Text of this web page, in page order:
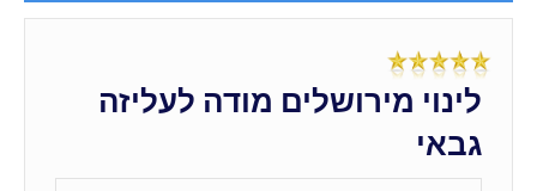
לינוי מירושלים מודה לעליזה
גבאי